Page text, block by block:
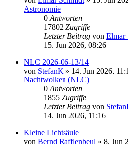
Astronomie
0 Antworten
17802 Zugriffe
Letzter Beitrag von Elmar
15. Jun 2026, 08:26
NLC 2026-06-13/14
von StefanK » 14. Jun 2026,
Nachtwolken (NLC)
0 Antworten
1855 Zugriffe
Letzter Beitrag von
14. Jun 2026, 11:16
Kleine Lichtsäule
von Bernd Rafflenbeul » 8. Jun